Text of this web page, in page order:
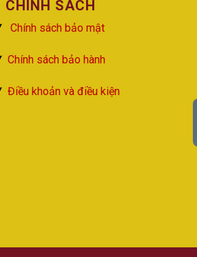
CHÍNH SÁCH
Chính sách bảo mật
Chính sách bảo hành
Điều khoản và điều kiện